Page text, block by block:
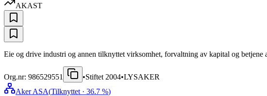
AKAST
Eie og drive industri og annen tilknyttet virksomhet, forvaltning av kapital og betjene
Org.nr: 986529551 •Stiftet 2004•LYSAKER
Aker ASA(Tilknyttet · 36.7 %)